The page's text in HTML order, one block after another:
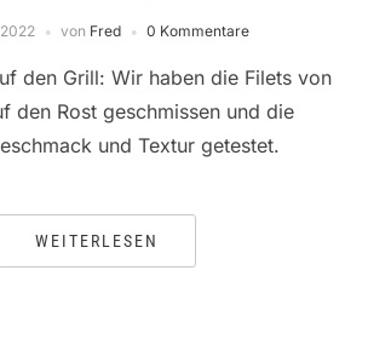
von Fred 0 Kommentare
den Grill: Wir haben die Filets von
den Rost geschmissen und die
und Textur getestet.
WEITERLESEN